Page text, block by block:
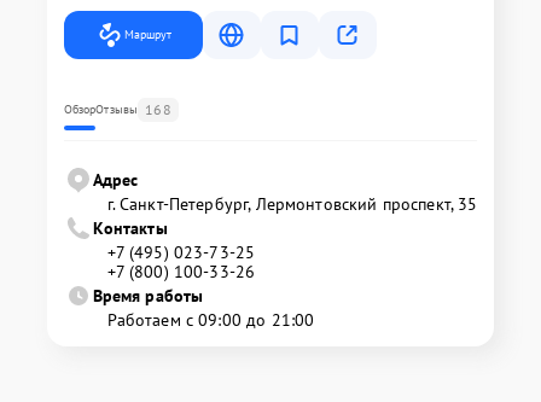
Маршрут
ОбзорОтзывы 168
Адрес
г. Санкт-Петербург, Лермонтовский проспект, 35
Контакты
+7 (495) 023-73-25
+7 (800) 100-33-26
Время работы
Работаем с 09:00 до 21:00